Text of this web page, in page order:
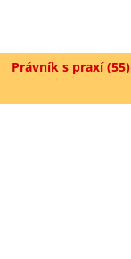
Právník s praxí (55)